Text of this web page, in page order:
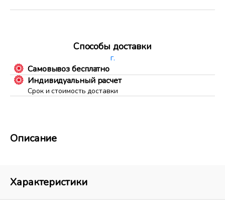
Способы доставки
г.
Самовывоз бесплатно
Индивидуальный расчет
Срок и стоимость доставки
Описание
Характеристики